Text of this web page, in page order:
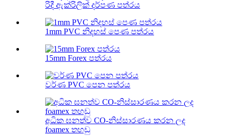
රිදී ඇක්රිලික් දර්පණ පත්රය
1mm PVC නිදහස් පෙණ පත්රය
15mm Forex පත්රය
වර්ණ PVC පෙන පත්රය
අධික ඝනත්ව CO-නිස්සාරණය කරන ලද
foamex තහඩු